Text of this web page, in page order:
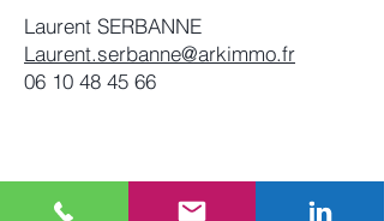
Laurent SERBANNE
Laurent.serbanne@arkimmo.fr
06 10 48 45 66